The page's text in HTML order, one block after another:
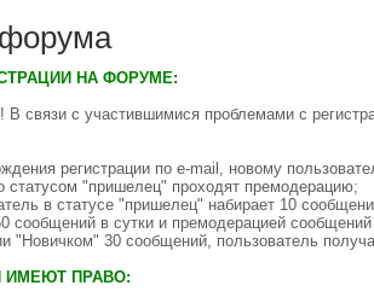
НА ФОРУМЕ:
В связи с участившимися проблемами с
регистрации по e-mail, новому
статусом "пришелец" проходят премодерацию;
в статусе "пришелец" набирает 10
сообщений в сутки и премодерацией
"Новичком" 30 сообщений, пользователь
ИМЕЮТ ПРАВО: